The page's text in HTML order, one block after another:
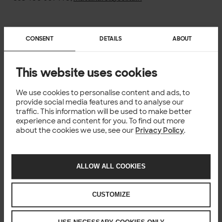
CONSENT DETAILS ABOUT
This website uses cookies
We use cookies to personalise content and ads, to
provide social media features and to analyse our
traffic. This information will be used to make better
experience and content for you. To find out more
about the cookies we use, see our Privacy Policy.
ALLOW ALL COOKIES
CUSTOMIZE
Happening now
NEWS
Solitan Norjan toiminnot siirtyvät
paikalliseen omistukseen johdon
1 Jul 2026
Solita mukana VTT johtamassa